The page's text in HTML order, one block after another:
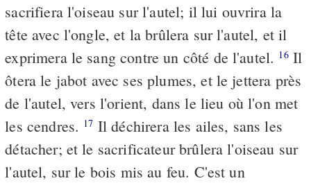
sacrifiera l'oiseau sur l'autel; il lui ouvrira la
tête avec l'ongle, et la brûlera sur l'autel, et il
exprimera le sang contre un côté de l'autel. 16Il
ôtera le jabot avec ses plumes, et le jettera près
de l'autel, vers l'orient, dans le lieu où l'on met
les cendres. 17 Il déchirera les ailes, sans les
détacher; et le sacrificateur brûlera l'oiseau sur
l'autel, sur le bois mis au feu. C'est un